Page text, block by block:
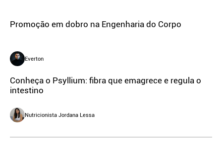
Promoção em dobro na Engenharia do Corpo
Everton
Conheça o Psyllium: fibra que emagrece e regula o
intestino
Nutricionista Jordana Lessa